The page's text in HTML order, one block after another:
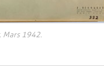
Mars 1942.